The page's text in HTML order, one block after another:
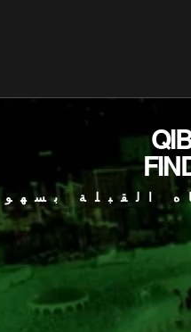
القبلة